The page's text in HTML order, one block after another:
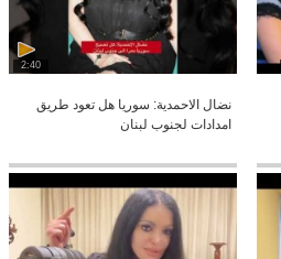
2:40
نضال الاحمدية: سوريا هل تعود طريق
امدادات لجنوب لبنان